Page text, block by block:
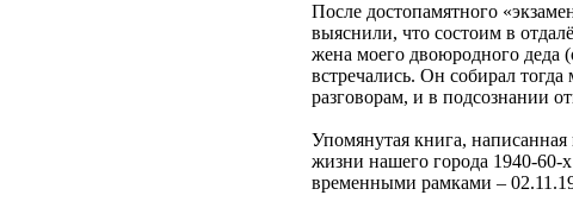
После достопамятного
выяснили, что состоим в
жена моего двоюродного деда
встречались. Он собирал
разговорам, и в подсознании
Упомянутая книга,
жизни нашего города 1940-60-
временными рамками –